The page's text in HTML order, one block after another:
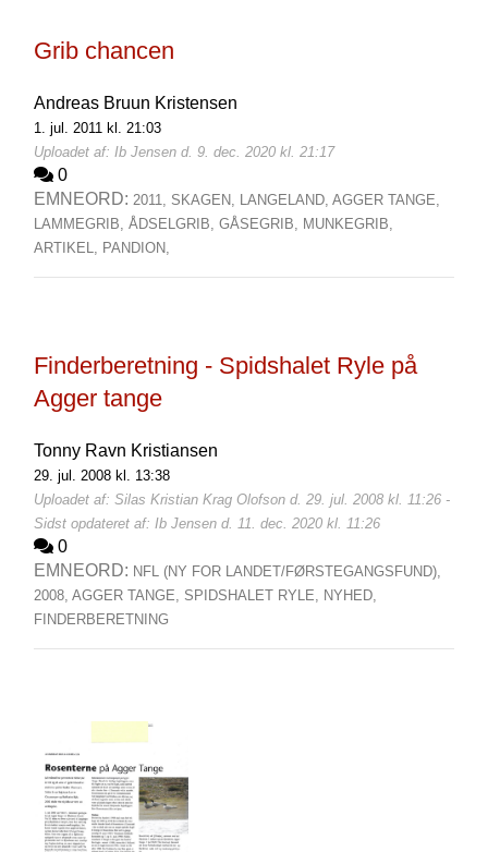
Grib chancen
Andreas Bruun Kristensen
1. jul. 2011 kl. 21:03
Uploadet af: Ib Jensen d. 9. dec. 2020 kl. 21:17
0
EMNEORD: 2011, SKAGEN, LANGELAND, AGGER TANGE,
LAMMEGRIB, ÅDSELGRIB, GÅSEGRIB, MUNKEGRIB,
ARTIKEL, PANDION,
Finderberetning - Spidshalet Ryle på
Agger tange
Tonny Ravn Kristiansen
29. jul. 2008 kl. 13:38
Uploadet af: Silas Kristian Krag Olofson d. 29. jul. 2008 kl. 11:26 -
Sidst opdateret af: Ib Jensen d. 11. dec. 2020 kl. 11:26
0
EMNEORD: NFL (NY FOR LANDET/FØRSTEGANGSFUND),
2008, AGGER TANGE, SPIDSHALET RYLE, NYHED,
FINDERBERETNING